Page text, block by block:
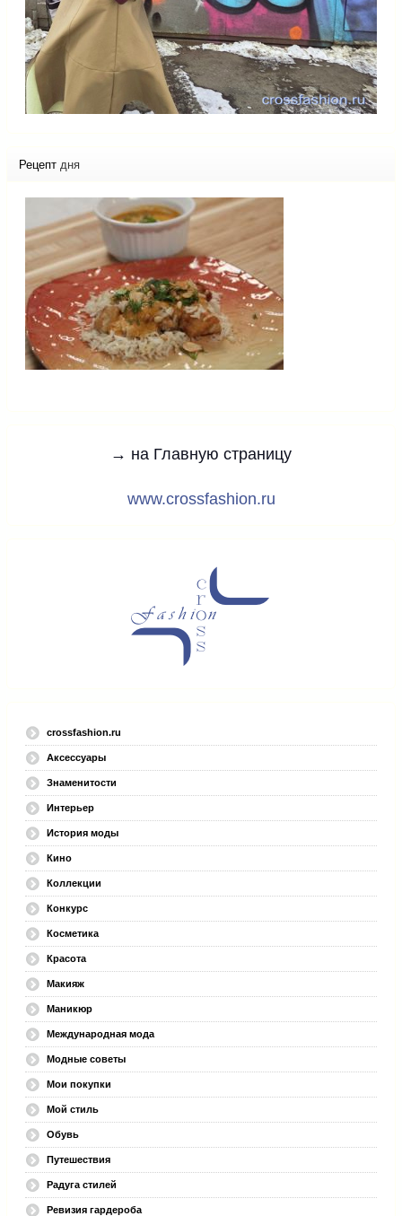
Рецепт дня
→ на Главную страницу
www.crossfashion.ru
crossfashion.ru
Аксессуары
Знаменитости
Интерьер
История моды
Кино
Коллекции
Конкурс
Косметика
Красота
Макияж
Маникюр
Международная мода
Модные советы
Мои покупки
Мой стиль
Обувь
Путешествия
Радуга стилей
Ревизия гардероба